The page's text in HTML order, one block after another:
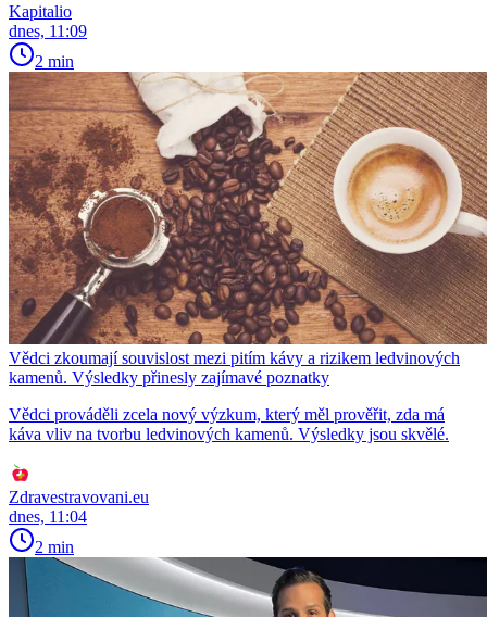
Kapitalio
dnes, 11:09
2 min
Vědci zkoumají souvislost mezi pitím kávy a rizikem ledvinových
kamenů. Výsledky přinesly zajímavé poznatky
Vědci prováděli zcela nový výzkum, který měl prověřit, zda má
káva vliv na tvorbu ledvinových kamenů. Výsledky jsou skvělé.
Zdravestravovani.eu
dnes, 11:04
2 min